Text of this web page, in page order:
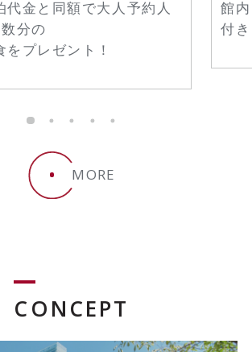
代金と同額で大人予約人
分の
をプレゼント！
館
付き
MORE
CONCEPT